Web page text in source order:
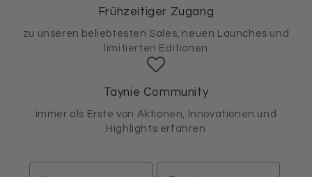
Frühzeitiger Zugang
zu unseren beliebtesten Sales, neuen Launches und
limitierten Editionen
Taynie Community
immer als Erste von Aktionen, Innovationen und
Highlights erfahren